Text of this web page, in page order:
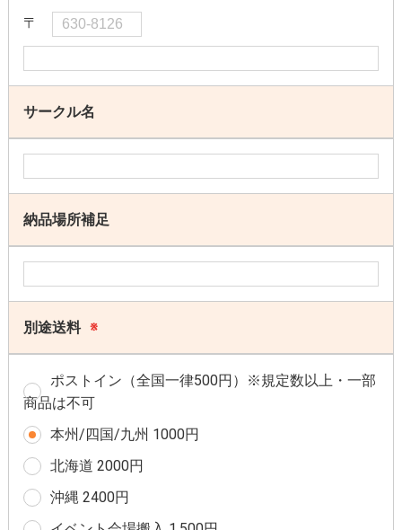
〒
サークル名
納品場所補足
別途送料 ※
ポストイン（全国一律500円）※規定数以上・一部
商品は不可
本州/四国/九州 1000円
北海道 2000円
沖縄 2400円